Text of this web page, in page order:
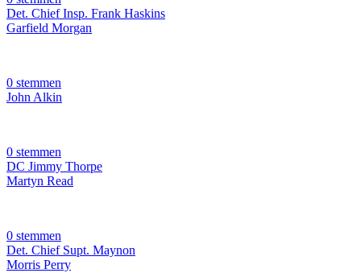
Det. Chief Insp. Frank Haskins
Garfield Morgan
0 stemmen
John Alkin
0 stemmen
DC Jimmy Thorpe
Martyn Read
0 stemmen
Det. Chief Supt. Maynon
Morris Perry